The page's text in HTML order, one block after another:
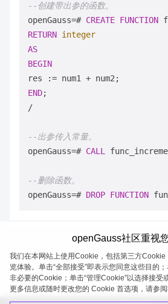
--创建带出参的函数。
openGauss=# CREATE FUNCTION
RETURN integer
AS
BEGIN
res := num1 +
END
/
--出参传入常量。
openGauss=# CALL
--删除函数。
openGauss=# DROP FUNCTION
openGauss 2026-08-07 20:27:02
openGauss社区重视
我们在本网站上使用Cookie，包括第三方Cookie
览体验。单击“全部接受”即表示您同意这些目的
非必要的Cookie；单击“管理Cookie”以选择接受
更多信息或随时更改您的 Cookie 首选项，请参